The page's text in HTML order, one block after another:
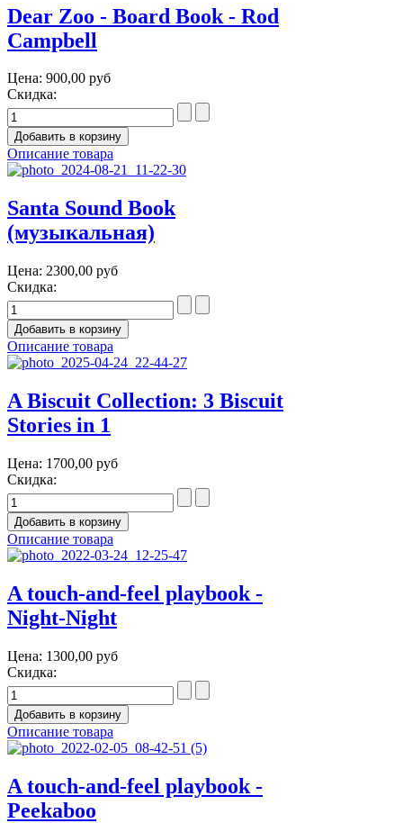
Dear Zoo - Board Book - Rod
Campbell
Цена: 900,00 руб
Скидка:
Описание товара
Santa Sound Book
(музыкальная)
Цена: 2300,00 руб
Скидка:
Описание товара
A Biscuit Collection: 3 Biscuit
Stories in 1
Цена: 1700,00 руб
Скидка:
Описание товара
A touch-and-feel playbook -
Night-Night
Цена: 1300,00 руб
Скидка:
Описание товара
A touch-and-feel playbook -
Peekaboo